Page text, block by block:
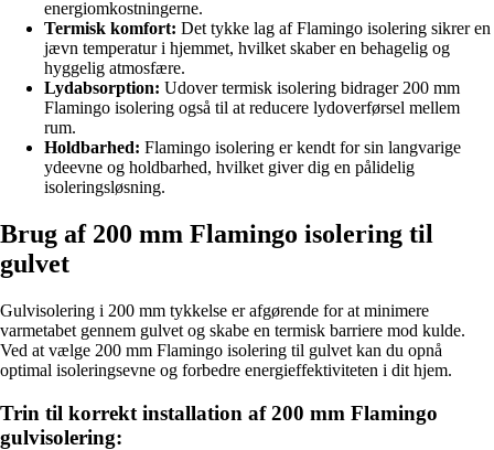
energiomkostningerne.
Termisk komfort: Det tykke lag af Flamingo isolering sikrer en
jævn temperatur i hjemmet, hvilket skaber en behagelig og
hyggelig atmosfære.
Lydabsorption: Udover termisk isolering bidrager 200 mm
Flamingo isolering også til at reducere lydoverførsel mellem
rum.
Holdbarhed: Flamingo isolering er kendt for sin langvarige
ydeevne og holdbarhed, hvilket giver dig en pålidelig
isoleringsløsning.
Brug af 200 mm Flamingo isolering til
gulvet
Gulvisolering i 200 mm tykkelse er afgørende for at minimere
varmetabet gennem gulvet og skabe en termisk barriere mod kulde.
Ved at vælge 200 mm Flamingo isolering til gulvet kan du opnå
optimal isoleringsevne og forbedre energieffektiviteten i dit hjem.
Trin til korrekt installation af 200 mm Flamingo
gulvisolering: